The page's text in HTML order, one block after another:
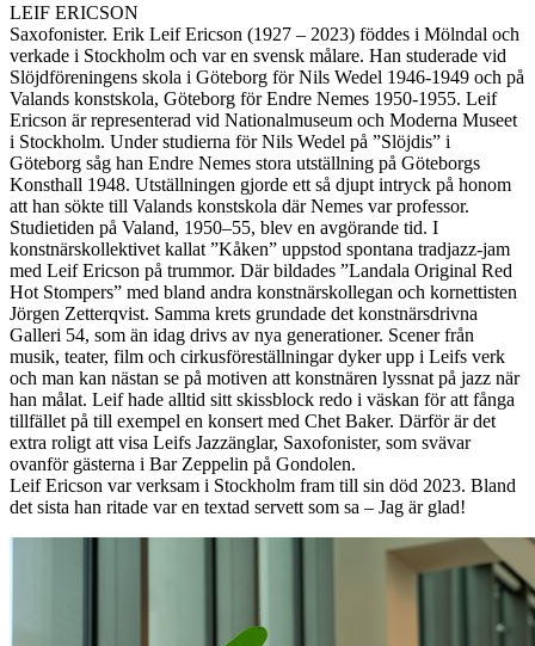
LEIF ERICSON
Saxofonister. Erik Leif Ericson (1927 – 2023) föddes i Mölndal och
verkade i Stockholm och var en svensk målare. Han studerade vid
Slöjdföreningens skola i Göteborg för Nils Wedel 1946-1949 och på
Valands konstskola, Göteborg för Endre Nemes 1950-1955. Leif
Ericson är representerad vid Nationalmuseum och Moderna Museet
i Stockholm. Under studierna för Nils Wedel på ”Slöjdis” i
Göteborg såg han Endre Nemes stora utställning på Göteborgs
Konsthall 1948. Utställningen gjorde ett så djupt intryck på honom
att han sökte till Valands konstskola där Nemes var professor.
Studietiden på Valand, 1950–55, blev en avgörande tid. I
konstnärskollektivet kallat ”Kåken” uppstod spontana tradjazz-jam
med Leif Ericson på trummor. Där bildades ”Landala Original Red
Hot Stompers” med bland andra konstnärskollegan och kornettisten
Jörgen Zetterqvist. Samma krets grundade det konstnärsdrivna
Galleri 54, som än idag drivs av nya generationer. Scener från
musik, teater, film och cirkusföreställningar dyker upp i Leifs verk
och man kan nästan se på motiven att konstnären lyssnat på jazz när
han målat. Leif hade alltid sitt skissblock redo i väskan för att fånga
tillfället på till exempel en konsert med Chet Baker. Därför är det
extra roligt att visa Leifs Jazzänglar, Saxofonister, som svävar
ovanför gästerna i Bar Zeppelin på Gondolen.
Leif Ericson var verksam i Stockholm fram till sin död 2023. Bland
det sista han ritade var en textad servett som sa – Jag är glad!